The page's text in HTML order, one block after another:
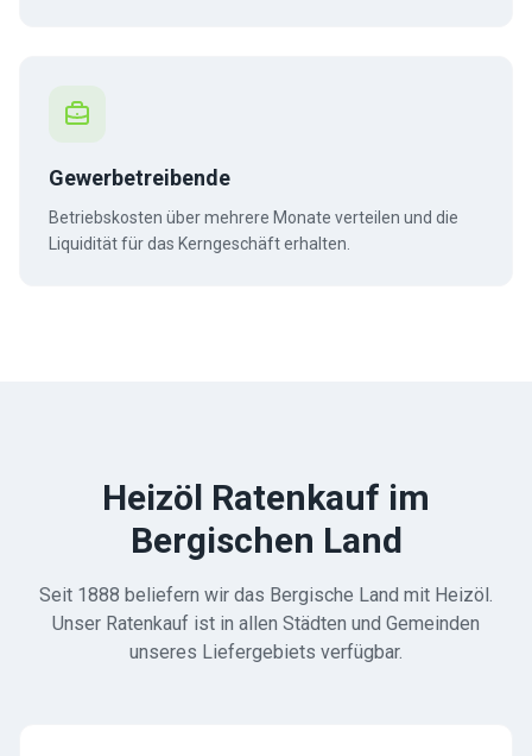
Gewerbetreibende
Betriebskosten über mehrere Monate verteilen und die
Liquidität für das Kerngeschäft erhalten.
Heizöl Ratenkauf im
Bergischen Land
Seit 1888 beliefern wir das Bergische Land mit Heizöl.
Unser Ratenkauf ist in allen Städten und Gemeinden
unseres Liefergebiets verfügbar.